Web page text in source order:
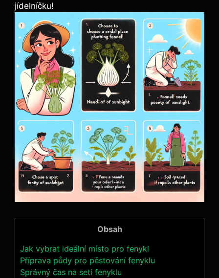
jídelníčku!
Obsah
Jak vybrat ideální místo pro fenykl
Příprava půdy pro pěstování fenyklu
Správný čas na setí fenyklu